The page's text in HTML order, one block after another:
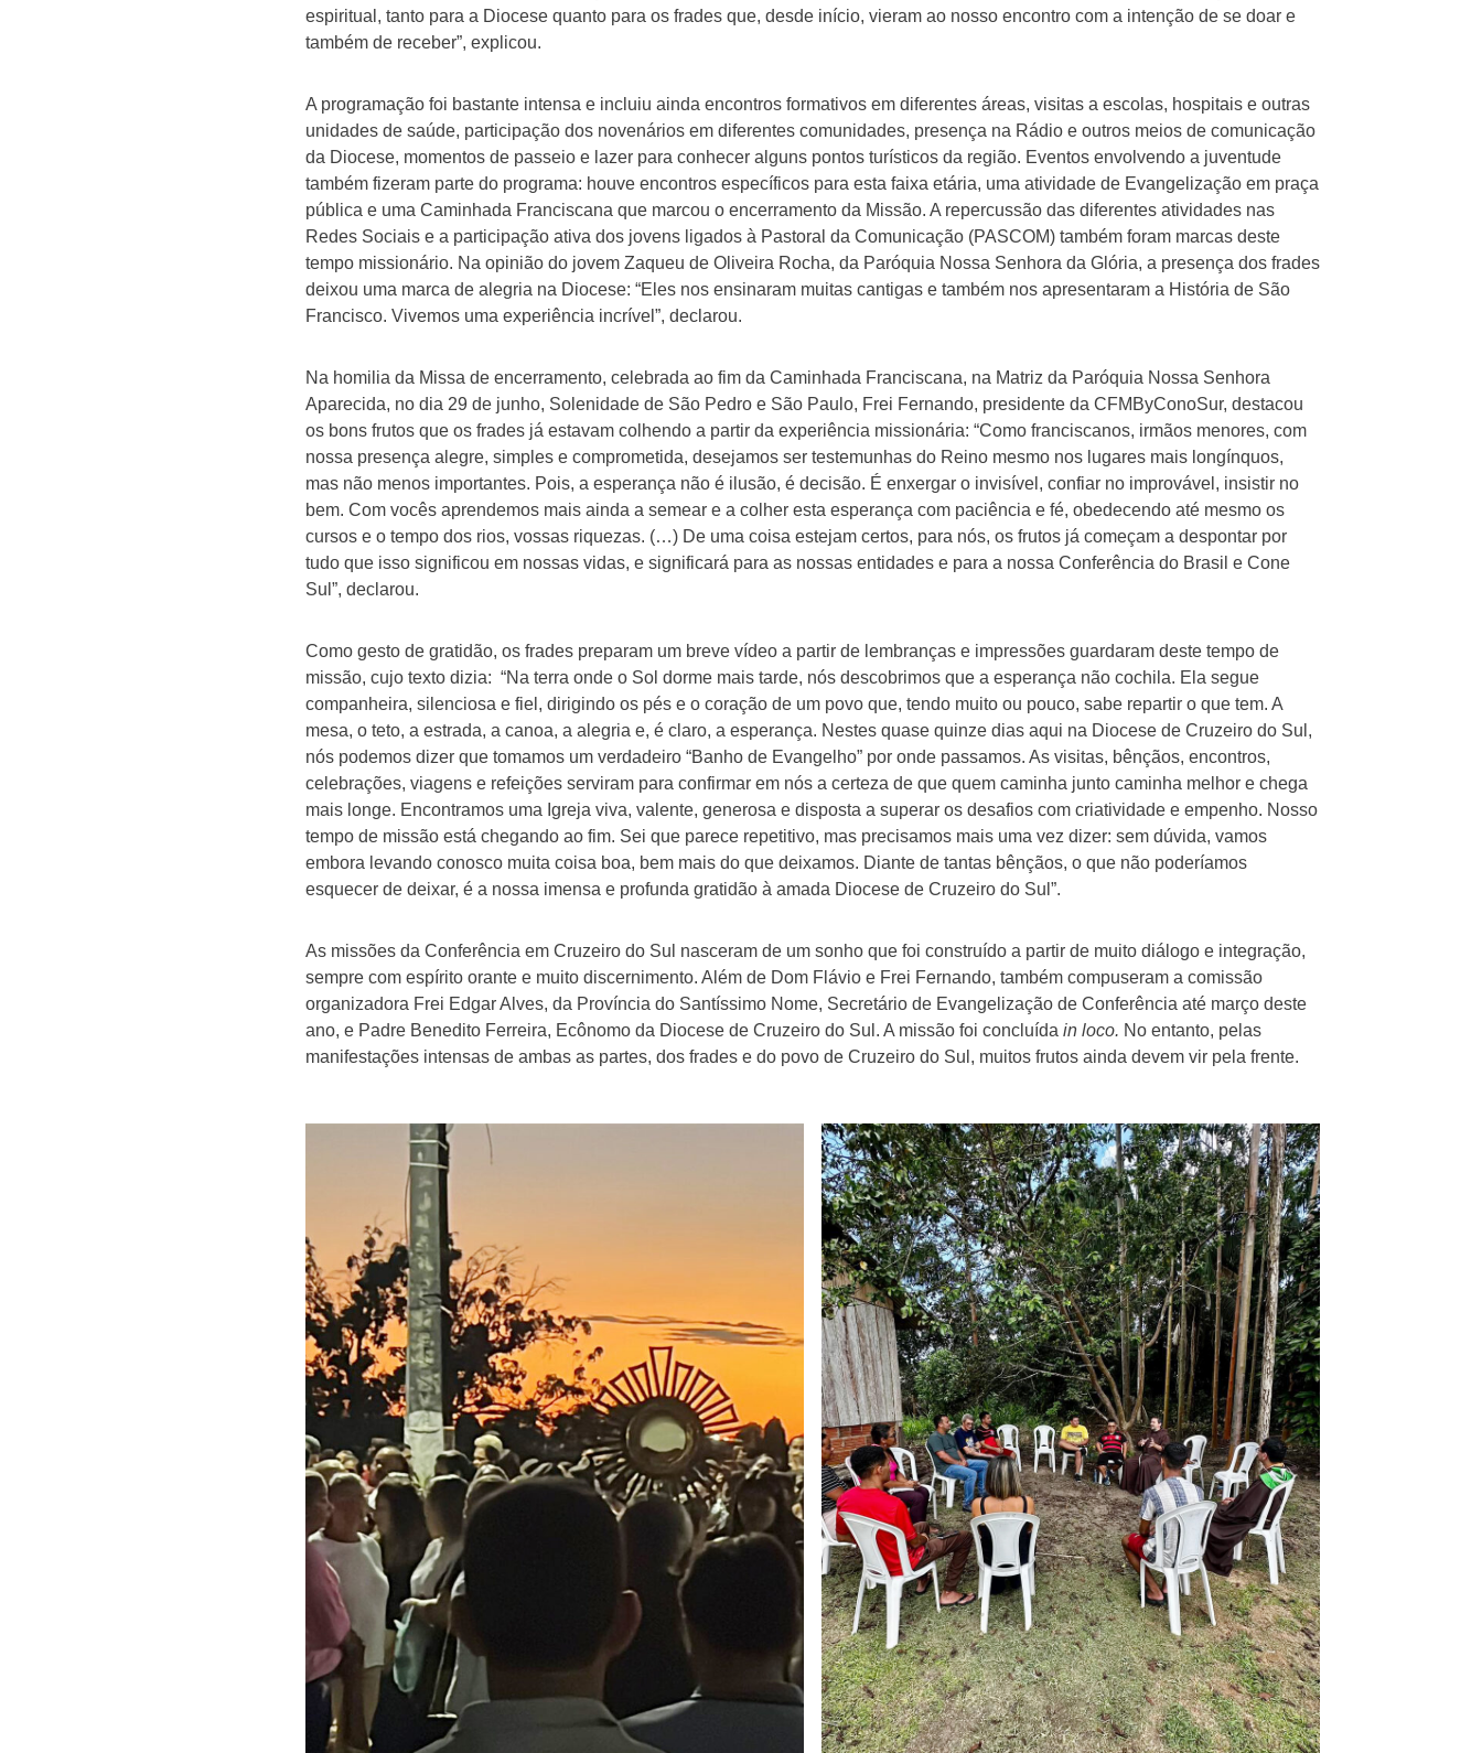
espiritual, tanto para a Diocese quanto para os frades que, desde início, vieram ao nosso encontro com a intenção de se doar e
também de receber”, explicou.
A programação foi bastante intensa e incluiu ainda encontros formativos em diferentes áreas, visitas a escolas, hospitais e outras
unidades de saúde, participação dos novenários em diferentes comunidades, presença na Rádio e outros meios de comunicação
da Diocese, momentos de passeio e lazer para conhecer alguns pontos turísticos da região. Eventos envolvendo a juventude
também fizeram parte do programa: houve encontros específicos para esta faixa etária, uma atividade de Evangelização em praça
pública e uma Caminhada Franciscana que marcou o encerramento da Missão. A repercussão das diferentes atividades nas
Redes Sociais e a participação ativa dos jovens ligados à Pastoral da Comunicação (PASCOM) também foram marcas deste
tempo missionário. Na opinião do jovem Zaqueu de Oliveira Rocha, da Paróquia Nossa Senhora da Glória, a presença dos frades
deixou uma marca de alegria na Diocese: “Eles nos ensinaram muitas cantigas e também nos apresentaram a História de São
Francisco. Vivemos uma experiência incrível”, declarou.
Na homilia da Missa de encerramento, celebrada ao fim da Caminhada Franciscana, na Matriz da Paróquia Nossa Senhora
Aparecida, no dia 29 de junho, Solenidade de São Pedro e São Paulo, Frei Fernando, presidente da CFMByConoSur, destacou
os bons frutos que os frades já estavam colhendo a partir da experiência missionária: “Como franciscanos, irmãos menores, com
nossa presença alegre, simples e comprometida, desejamos ser testemunhas do Reino mesmo nos lugares mais longínquos,
mas não menos importantes. Pois, a esperança não é ilusão, é decisão. É enxergar o invisível, confiar no improvável, insistir no
bem. Com vocês aprendemos mais ainda a semear e a colher esta esperança com paciência e fé, obedecendo até mesmo os
cursos e o tempo dos rios, vossas riquezas. (…) De uma coisa estejam certos, para nós, os frutos já começam a despontar por
tudo que isso significou em nossas vidas, e significará para as nossas entidades e para a nossa Conferência do Brasil e Cone
Sul”, declarou.
Como gesto de gratidão, os frades preparam um breve vídeo a partir de lembranças e impressões guardaram deste tempo de
missão, cujo texto dizia: “Na terra onde o Sol dorme mais tarde, nós descobrimos que a esperança não cochila. Ela segue
companheira, silenciosa e fiel, dirigindo os pés e o coração de um povo que, tendo muito ou pouco, sabe repartir o que tem. A
mesa, o teto, a estrada, a canoa, a alegria e, é claro, a esperança. Nestes quase quinze dias aqui na Diocese de Cruzeiro do Sul,
nós podemos dizer que tomamos um verdadeiro “Banho de Evangelho” por onde passamos. As visitas, bênçãos, encontros,
celebrações, viagens e refeições serviram para confirmar em nós a certeza de que quem caminha junto caminha melhor e chega
mais longe. Encontramos uma Igreja viva, valente, generosa e disposta a superar os desafios com criatividade e empenho. Nosso
tempo de missão está chegando ao fim. Sei que parece repetitivo, mas precisamos mais uma vez dizer: sem dúvida, vamos
embora levando conosco muita coisa boa, bem mais do que deixamos. Diante de tantas bênçãos, o que não poderíamos
esquecer de deixar, é a nossa imensa e profunda gratidão à amada Diocese de Cruzeiro do Sul”.
As missões da Conferência em Cruzeiro do Sul nasceram de um sonho que foi construído a partir de muito diálogo e integração,
sempre com espírito orante e muito discernimento. Além de Dom Flávio e Frei Fernando, também compuseram a comissão
organizadora Frei Edgar Alves, da Província do Santíssimo Nome, Secretário de Evangelização de Conferência até março deste
ano, e Padre Benedito Ferreira, Ecônomo da Diocese de Cruzeiro do Sul. A missão foi concluída in loco. No entanto, pelas
manifestações intensas de ambas as partes, dos frades e do povo de Cruzeiro do Sul, muitos frutos ainda devem vir pela frente.